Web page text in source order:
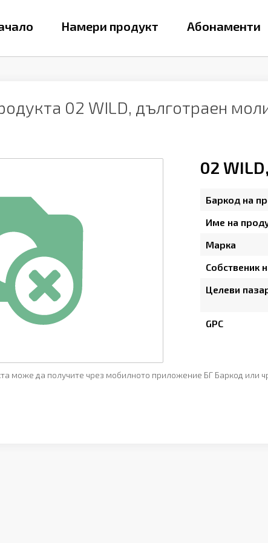
Намери продукт Абонаменти
02 WILD, дълготраен
02
Баркод на
Име на
Марка
Собственик
Целеви
GPC
може да получите чрез мобилното приложение БГ Баркод или